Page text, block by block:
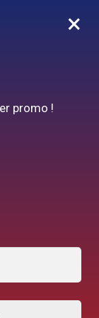
0
DJINN10
×
promo !